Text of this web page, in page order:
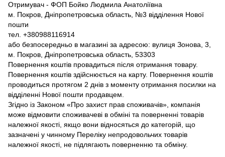
Отримувач - ФОП Бойко Людмила Анатоліївна
м. Покров, Дніпропетровська область, №3 відділення Нової
пошти
тел. +380988116914
або безпосередньо в магазині за адресою: вулиця Зонова, 3,
м. Покров, Дніпропетровська область, 53303
Повернення коштів провадиться після отримання товару.
Повернення коштів здійснюється на карту. Повернення коштів
проводиться протягом 2 днів з моменту отримання посилки на
відділенні Нової пошти продавцем.
Згідно із Законом «Про захист прав споживачів», компанія
може відмовити споживачеві в обміні та поверненні товарів
належної якості, якщо вони відносяться до категорій, що
зазначені у чинному Переліку непродовольчих товарів
належної якості, не підлягають поверненню та обміну.